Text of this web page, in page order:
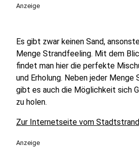
Anzeige
Es gibt zwar keinen Sand,
Menge Strandfeeling. Mit dem
findet man hier die perfekte
und Erholung. Neben jeder
gibt es auch die Möglichkeit sich
zu holen.
Zur Internetseite vom
Anzeige